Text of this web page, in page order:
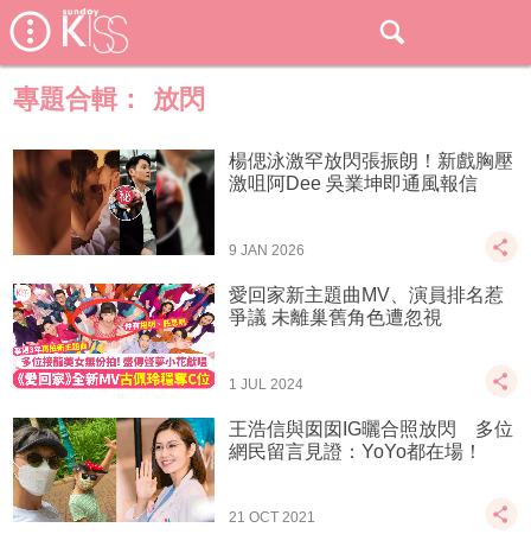
專題合輯： 放閃
楊偲泳激罕放閃張振朗！新戲胸壓
激咀阿Dee 吳業坤即通風報信
9 JAN 2026
愛回家新主題曲MV、演員排名惹
爭議 未離巢舊角色遭忽視
1 JUL 2024
王浩信與囡囡IG曬合照放閃 多位
網民留言見證：YoYo都在場！
21 OCT 2021